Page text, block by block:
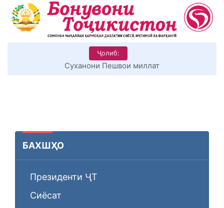
Ҷолиб:
КИТОБХОНИРО ДАР ХУД ТАШАККУЛ ДИҲЕМ
БАХШҲО
Президенти ҶТ
Сиёсат